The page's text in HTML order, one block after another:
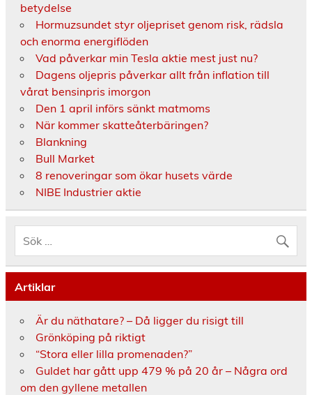
betydelse
Hormuzsundet styr oljepriset genom risk, rädsla
och enorma energiflöden
Vad påverkar min Tesla aktie mest just nu?
Dagens oljepris påverkar allt från inflation till
vårat bensinpris imorgon
Den 1 april införs sänkt matmoms
När kommer skatteåterbäringen?
Blankning
Bull Market
8 renoveringar som ökar husets värde
NIBE Industrier aktie
Artiklar
Är du näthatare? – Då ligger du risigt till
Grönköping på riktigt
“Stora eller lilla promenaden?”
Guldet har gått upp 479 % på 20 år – Några ord
om den gyllene metallen